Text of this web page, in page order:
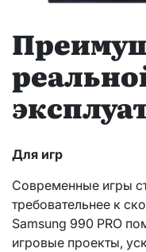
Для игр
Современные игры
требовательнее к
Samsung 990 PRO
игровые проекты,